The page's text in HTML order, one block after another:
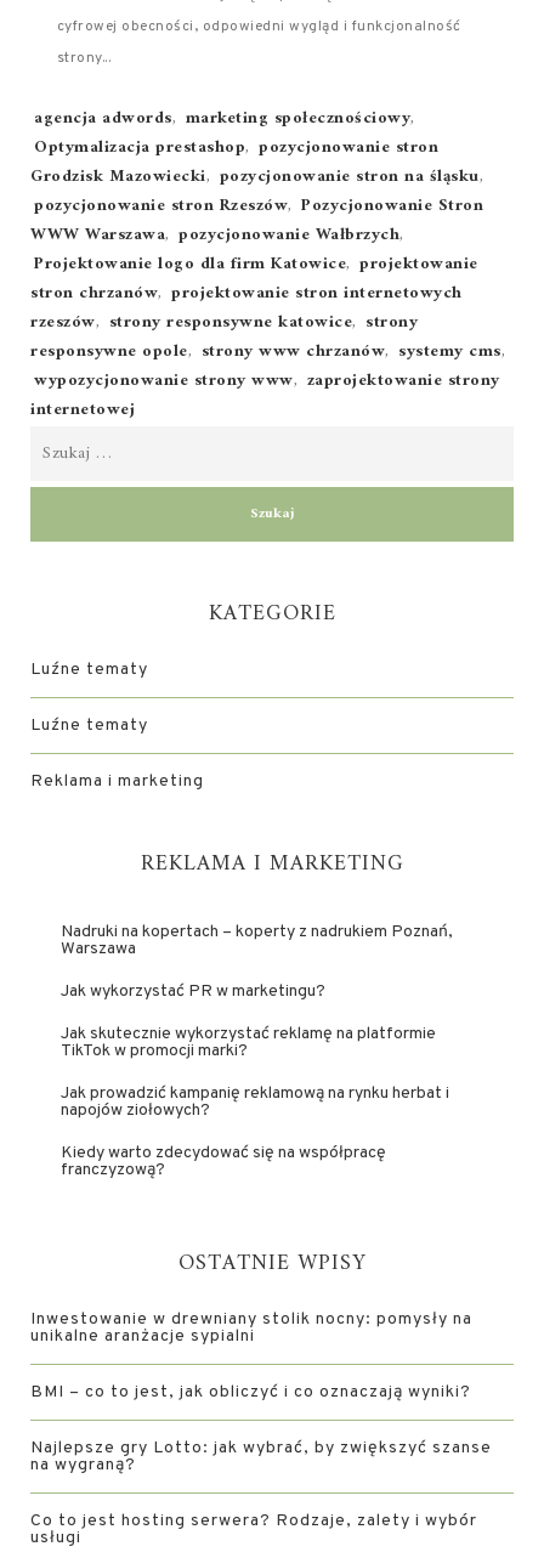
cyfrowej obecności, odpowiedni wygląd i funkcjonalność
strony...
Tags:
agencja adwords, marketing społecznościowy,
Optymalizacja prestashop, pozycjonowanie stron
Grodzisk Mazowiecki, pozycjonowanie stron na śląsku,
pozycjonowanie stron Rzeszów, Pozycjonowanie Stron
WWW Warszawa, pozycjonowanie Wałbrzych,
Projektowanie logo dla firm Katowice, projektowanie
stron chrzanów, projektowanie stron internetowych
rzeszów, strony responsywne katowice, strony
responsywne opole, strony www chrzanów, systemy cms,
wypozycjonowanie strony www, zaprojektowanie strony
internetowej
KATEGORIE
Luźne tematy
Luźne tematy
Reklama i marketing
REKLAMA I MARKETING
Nadruki na kopertach – koperty z nadrukiem Poznań,
Warszawa
Jak wykorzystać PR w marketingu?
Jak skutecznie wykorzystać reklamę na platformie
TikTok w promocji marki?
Jak prowadzić kampanię reklamową na rynku herbat i
napojów ziołowych?
Kiedy warto zdecydować się na współpracę
franczyzową?
OSTATNIE WPISY
Inwestowanie w drewniany stolik nocny: pomysły na
unikalne aranżacje sypialni
BMI – co to jest, jak obliczyć i co oznaczają wyniki?
Najlepsze gry Lotto: jak wybrać, by zwiększyć szanse
na wygraną?
Co to jest hosting serwera? Rodzaje, zalety i wybór
usługi